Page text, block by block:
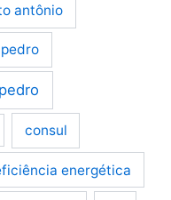
antônio
consul
energética